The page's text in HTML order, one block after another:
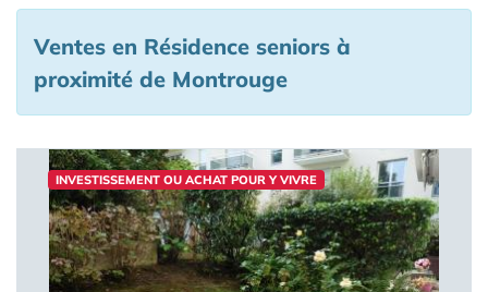
Ventes en Résidence seniors à
proximité de Montrouge
INVESTISSEMENT OU ACHAT POUR Y VIVRE